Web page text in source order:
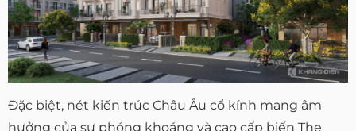
Đặc biệt, nét kiến trúc Châu Âu cổ kính mang âm
hưởng của sự phóng khoáng và cao cấp biến The